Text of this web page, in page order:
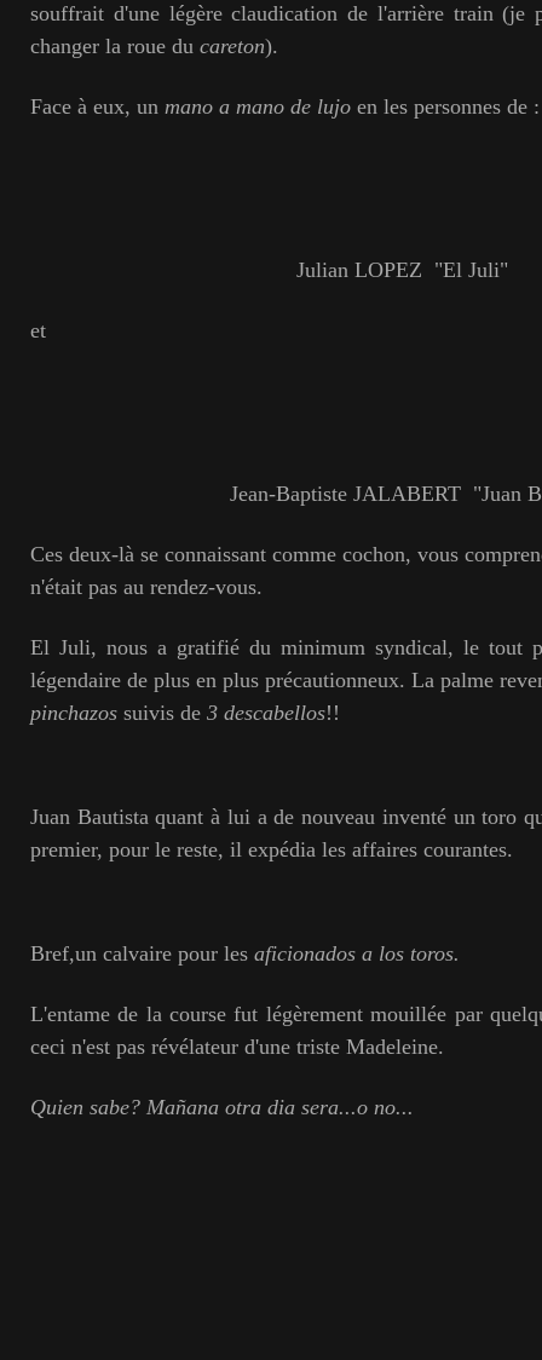
souffrait d'une légère claudication de l'arrière train (je
changer la roue du careton).
Face à eux, un mano a mano de lujo en les personnes de :
Julian LOPEZ "El Juli"
et
Jean-Baptiste JALABERT "Juan
Ces deux-là se connaissant comme cochon, vous
n'était pas au rendez-vous.
El Juli, nous a gratifié du minimum syndical, le tout
légendaire de plus en plus précautionneux. La palme
pinchazos suivis de 3 descabellos!!
Juan Bautista quant à lui a de nouveau inventé un toro
premier, pour le reste, il expédia les affaires courantes.
Bref,un calvaire pour les aficionados a los toros.
L'entame de la course fut légèrement mouillée par
ceci n'est pas révélateur d'une triste Madeleine.
Quien sabe? Mañana otra dia sera...o no...